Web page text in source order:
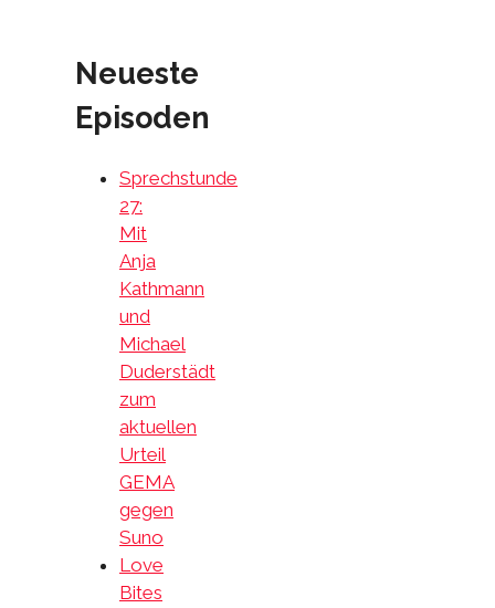
Neueste
Episoden
Sprechstunde
27:
Mit
Anja
Kathmann
und
Michael
Duderstädt
zum
aktuellen
Urteil
GEMA
gegen
Suno
Love
Bites